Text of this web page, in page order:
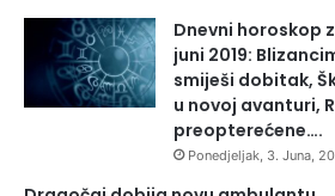
Dnevni horoskop
juni 2019:
smiješi dobitak,
u novoj avanturi,
preopterećene….
Ponedjeljak, 3. Juna,